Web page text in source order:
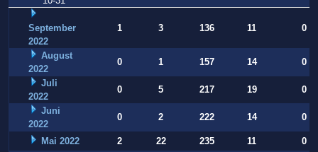
September
2022
1 3 136 11 0
August
2022
0 1 157 14
0
Juli
2022
0 5 217 19
0
Juni
2022
0 2 222 14 0
Mai 2022 2 22 235 11
0